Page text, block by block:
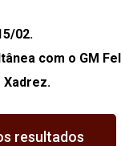
02.
com o GM
Xadrez.
resultados